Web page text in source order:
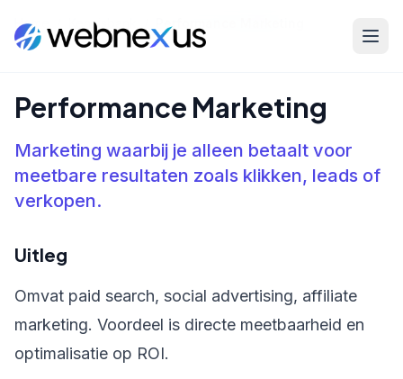
Home Kennisbank Performance Marketing
Performance Marketing
Marketing waarbij je alleen betaalt voor
meetbare resultaten zoals klikken, leads of
verkopen.
Uitleg
Omvat paid search, social advertising, affiliate
marketing. Voordeel is directe meetbaarheid en
optimalisatie op ROI.